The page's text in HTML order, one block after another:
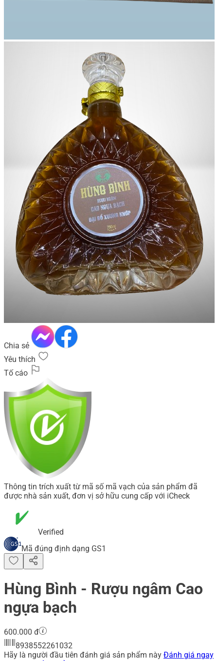
Chia sẻ
Yêu thích
Tố cáo
Thông tin trích xuất từ mã số mã vạch của sản phẩm đã
được nhà sản xuất, đơn vị sở hữu cung cấp với iCheck
Verified
Mã đúng định dạng GS1
Hùng Bình - Rượu ngâm Cao
ngựa bạch
600.000 đ
8938552261032
Hãy là người đầu tiên đánh giá sản phẩm này Đánh giá ngay